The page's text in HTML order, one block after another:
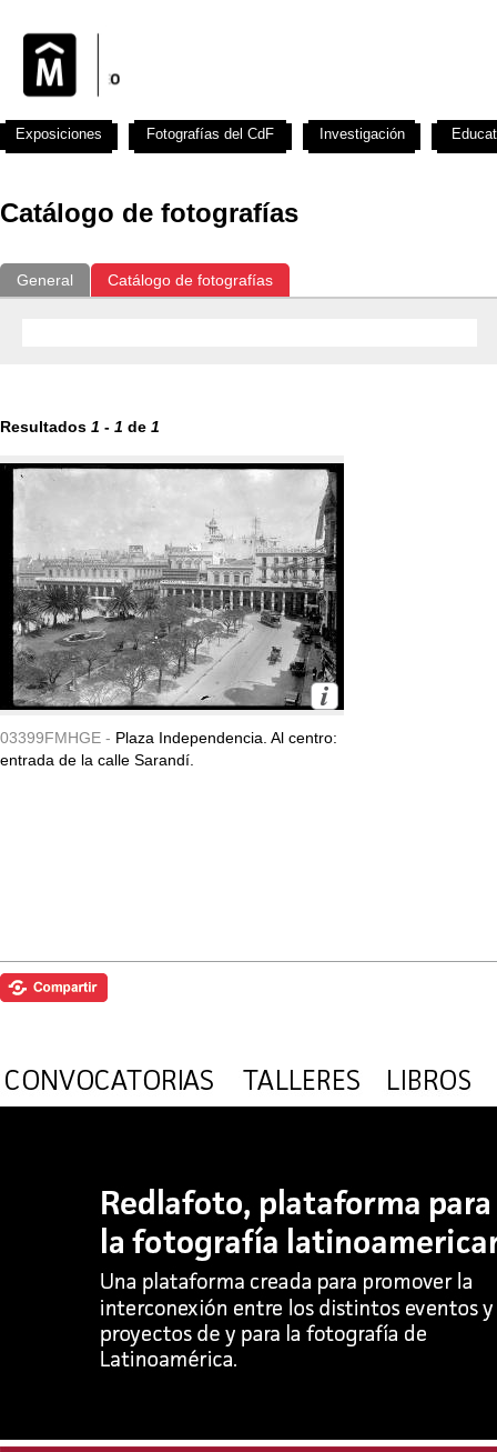
Catálogo de fotografías
General Catálogo de fotografías
Resultados 1 - 1 de 1
03399FMHGE - Plaza Independencia. Al centro:
entrada de la calle Sarandí.
Exposiciones Fotografías del CdF Investigación